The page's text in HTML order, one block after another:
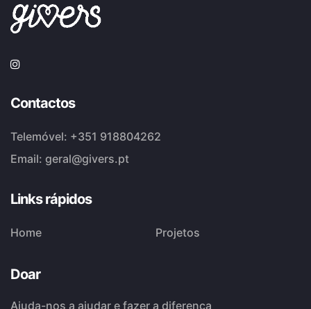
Contactos
Telemóvel: +351 918804262
Email: geral@givers.pt
Links rápidos
Home Projetos
Doar
Ajuda-nos a ajudar e fazer a diferença